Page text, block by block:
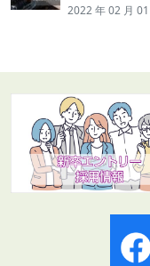
2022 年 02 月 01